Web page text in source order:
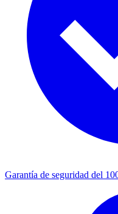
Garantía de seguridad del